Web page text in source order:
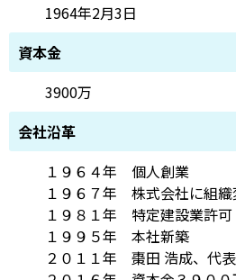
1964年2月3日
資本金
3900万
会社沿革
１９６４年 個人創業
１９６７年 株式会社に組織
１９８１年 特定建設業許可
１９９５年 本社新築
２０１１年 棗田 浩成、代